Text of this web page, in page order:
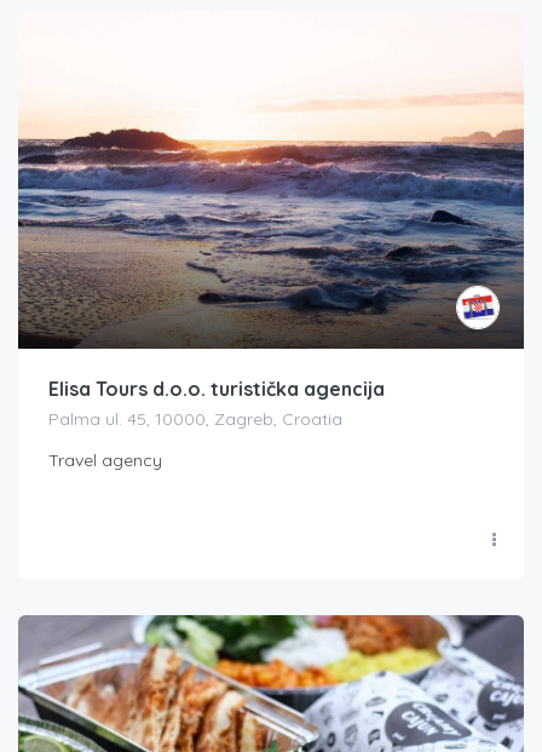
Elisa Tours d.o.o. turistička agencija
Palma ul. 45, 10000, Zagreb, Croatia
Travel agency